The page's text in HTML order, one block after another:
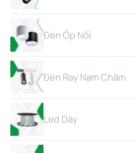
Đèn Ốp Nổi
Đèn Ray Nam Châm
Led Dây